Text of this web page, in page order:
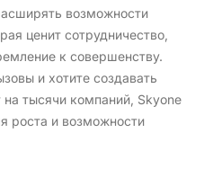
возможности
ценит сотрудничество,
к совершенству.
и хотите создавать
тысячи компаний, Skyone
роста и возможности